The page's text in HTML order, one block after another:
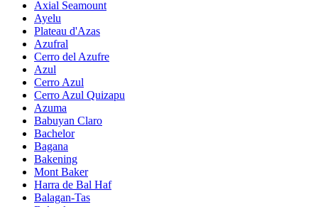
Axial Seamount
Ayelu
Plateau d'Azas
Azufral
Cerro del Azufre
Azul
Cerro Azul
Cerro Azul Quizapu
Azuma
Babuyan Claro
Bachelor
Bagana
Bakening
Mont Baker
Harra de Bal Haf
Balagan-Tas